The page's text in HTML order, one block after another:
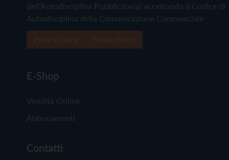
dell'Autodisciplina Pubblicitaria) accettando il Codice di
Autodisciplina della Comunicazione Commerciale
E-Shop
Vendita Online
Abbonamenti
Contatti